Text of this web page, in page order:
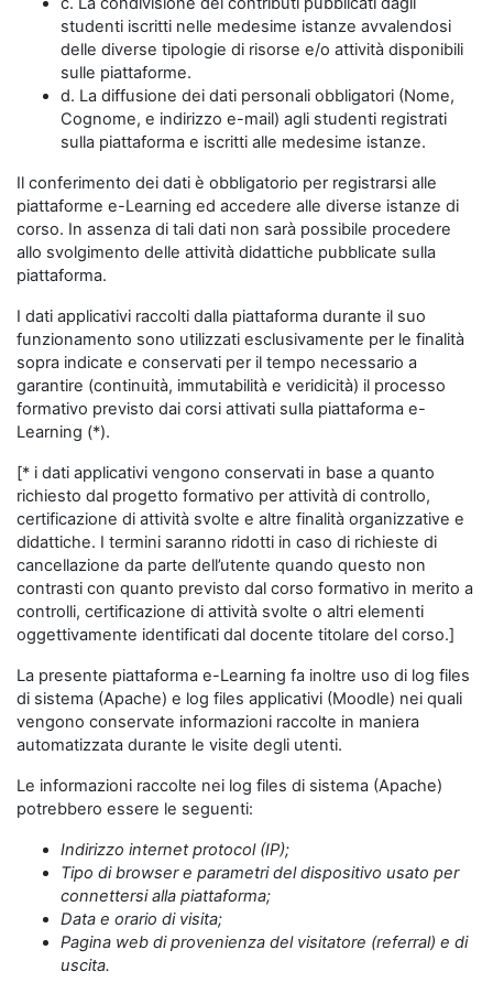
studenti iscritti nelle medesime istanze avvalendosi
delle diverse tipologie di risorse e/o attività disponibili
sulle piattaforme.
d. La diffusione dei dati personali obbligatori (Nome,
Cognome, e indirizzo e-mail) agli studenti registrati
sulla piattaforma e iscritti alle medesime istanze.
Il conferimento dei dati è obbligatorio per registrarsi alle
piattaforme e-Learning ed accedere alle diverse istanze di
corso. In assenza di tali dati non sarà possibile procedere
allo svolgimento delle attività didattiche pubblicate sulla
piattaforma.
I dati applicativi raccolti dalla piattaforma durante il suo
funzionamento sono utilizzati esclusivamente per le finalità
sopra indicate e conservati per il tempo necessario a
garantire (continuità, immutabilità e veridicità) il processo
formativo previsto dai corsi attivati sulla piattaforma e-
Learning (*).
[* i dati applicativi vengono conservati in base a quanto
richiesto dal progetto formativo per attività di controllo,
certificazione di attività svolte e altre finalità organizzative e
didattiche. I termini saranno ridotti in caso di richieste di
cancellazione da parte dell’utente quando questo non
contrasti con quanto previsto dal corso formativo in merito a
controlli, certificazione di attività svolte o altri elementi
oggettivamente identificati dal docente titolare del corso.]
La presente piattaforma e-Learning fa inoltre uso di log files
di sistema (Apache) e log files applicativi (Moodle) nei quali
vengono conservate informazioni raccolte in maniera
automatizzata durante le visite degli utenti.
Le informazioni raccolte nei log files di sistema (Apache)
potrebbero essere le seguenti:
Indirizzo internet protocol (IP);
Tipo di browser e parametri del dispositivo usato per
connettersi alla piattaforma;
Data e orario di visita;
Pagina web di provenienza del visitatore (referral) e di
uscita.